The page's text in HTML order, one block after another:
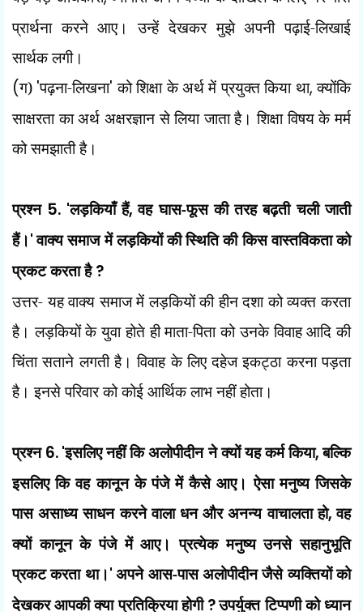
प्रार्थना करने आए। उन्हें देखकर मुझे अपनी पढ़ाई-लिखाई
सार्थक लगी।
(ग) 'पढ़ना-लिखना'को शिक्षा के अर्थ में प्रयुक्त किया था,क्योंकि
साक्षरता का अर्थ अक्षरज्ञान से लिया जाता है। शिक्षा विषय के मर्म
को समझाती है।
प्रश्न 5. 'लड़कियाँ हैं,वह घास-फूस की तरह बढ़ती चली जाती
हैं। 'वाक्य समाज में लड़कियों की स्थिति की किस वास्तविकता को
प्रकट करता है?
उत्तर- यह वाक्य समाज में लड़कियों की हीन दशा को व्यक्त करता
है। लड़कियों के युवा होते ही माता-पिता को उनके विवाह आदि की
चिंता सताने लगती है। विवाह के लिए दहेज इकट्ठा करना पड़ता
है। इनसे परिवार को कोई आर्थिक लाभ नहीं होता।
प्रश्न 6. 'इसलिए नहीं कि अलोपीदीन ने क्यों यह कर्म किया,बल्कि
इसलिए कि वह कानून के पंजे में कैसे आए। ऐसा मनुष्य जिसके
पास असाध्य साधन करने वाला धन और अनन्य वाचालता हो,वह
क्यों कानून के पंजे में आए। प्रत्येक मनुष्य उनसे सहानुभूति
प्रकट करता था। 'अपने आस-पास अलोपीदीन जैसे व्यक्तियों को
देखकर आपकी क्या प्रतिक्रिया होगी?उपर्युक्त टिप्पणी को ध्यान